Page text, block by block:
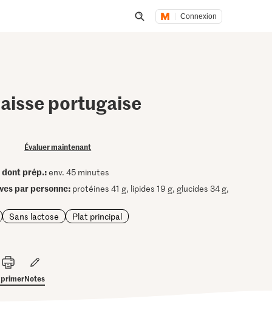
Connexion
portugaise
Évaluer maintenant
dont prép.:env. 45 minutes
par personne: protéines 41 g, lipides 19 g, glucides 34 g,
Sans lactose Plat principal
Notes